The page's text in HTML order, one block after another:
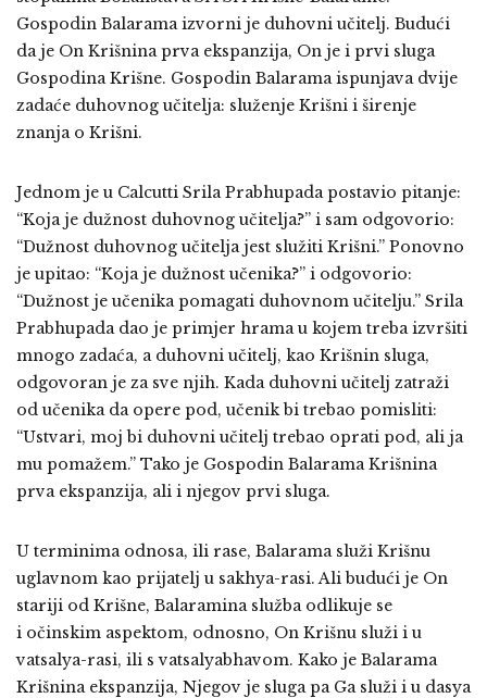
Gospodin Balarama izvorni je duhovni učitelj. Budući
da je On Krišnina prva ekspanzija, On je i prvi sluga
Gospodina Krišne. Gospodin Balarama ispunjava dvije
zadaće duhovnog učitelja: služenje Krišni i širenje
znanja o Krišni.
Jednom je u Calcutti Srila Prabhupada postavio pitanje:
“Koja je dužnost duhovnog učitelja?” i sam odgovorio:
“Dužnost duhovnog učitelja jest služiti Krišni.” Ponovno
je upitao: “Koja je dužnost učenika?” i odgovorio:
“Dužnost je učenika pomagati duhovnom učitelju.” Srila
Prabhupada dao je primjer hrama u kojem treba izvršiti
mnogo zadaća, a duhovni učitelj, kao Krišnin sluga,
odgovoran je za sve njih. Kada duhovni učitelj zatraži
od učenika da opere pod, učenik bi trebao pomisliti:
“Ustvari, moj bi duhovni učitelj trebao oprati pod, ali ja
mu pomažem.” Tako je Gospodin Balarama Krišnina
prva ekspanzija, ali i njegov prvi sluga.
U terminima odnosa, ili rase, Balarama služi Krišnu
uglavnom kao prijatelj u sakhya-rasi. Ali budući je On
stariji od Krišne, Balaramina služba odlikuje se
i očinskim aspektom, odnosno, On Krišnu služi i u
vatsalya-rasi, ili s vatsalyabhavom. Kako je Balarama
Krišnina ekspanzija, Njegov je sluga pa Ga služi i u dasya